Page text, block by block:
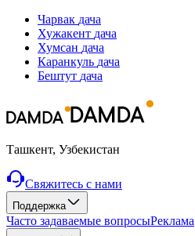
Чарвак дача
Хужакент дача
Хумсан дача
Каранкуль дача
Бештут дача
Ташкент, Узбекистан
Свяжитесь с нами
Поддержка
Часто задаваемые вопросыРеклама